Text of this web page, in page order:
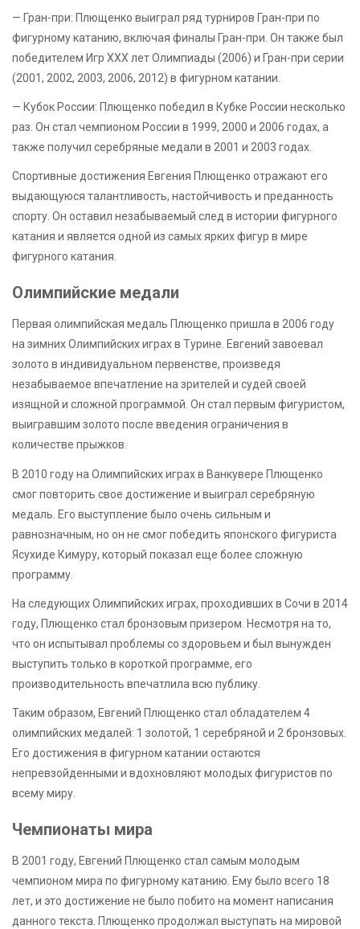
— Гран-при: Плющенко выиграл ряд турниров Гран-при по
фигурному катанию, включая финалы Гран-при. Он также был
победителем Игр XXX лет Олимпиады (2006) и Гран-при серии
(2001, 2002, 2003, 2006, 2012) в фигурном катании.
— Кубок России: Плющенко победил в Кубке России несколько
раз. Он стал чемпионом России в 1999, 2000 и 2006 годах, а
также получил серебряные медали в 2001 и 2003 годах.
Спортивные достижения Евгения Плющенко отражают его
выдающуюся талантливость, настойчивость и преданность
спорту. Он оставил незабываемый след в истории фигурного
катания и является одной из самых ярких фигур в мире
фигурного катания.
Олимпийские медали
Первая олимпийская медаль Плющенко пришла в 2006 году
на зимних Олимпийских играх в Турине. Евгений завоевал
золото в индивидуальном первенстве, произведя
незабываемое впечатление на зрителей и судей своей
изящной и сложной программой. Он стал первым фигуристом,
выигравшим золото после введения ограничения в
количестве прыжков.
В 2010 году на Олимпийских играх в Ванкувере Плющенко
смог повторить свое достижение и выиграл серебряную
медаль. Его выступление было очень сильным и
равнозначным, но он не смог победить японского фигуриста
Ясухиде Кимуру, который показал еще более сложную
программу.
На следующих Олимпийских играх, проходивших в Сочи в 2014
году, Плющенко стал бронзовым призером. Несмотря на то,
что он испытывал проблемы со здоровьем и был вынужден
выступить только в короткой программе, его
производительность впечатлила всю публику.
Таким образом, Евгений Плющенко стал обладателем 4
олимпийских медалей: 1 золотой, 1 серебряной и 2 бронзовых.
Его достижения в фигурном катании остаются
непревзойденными и вдохновляют молодых фигуристов по
всему миру.
Чемпионаты мира
В 2001 году, Евгений Плющенко стал самым молодым
чемпионом мира по фигурному катанию. Ему было всего 18
лет, и это достижение не было побито на момент написания
данного текста. Плющенко продолжал выступать на мировой